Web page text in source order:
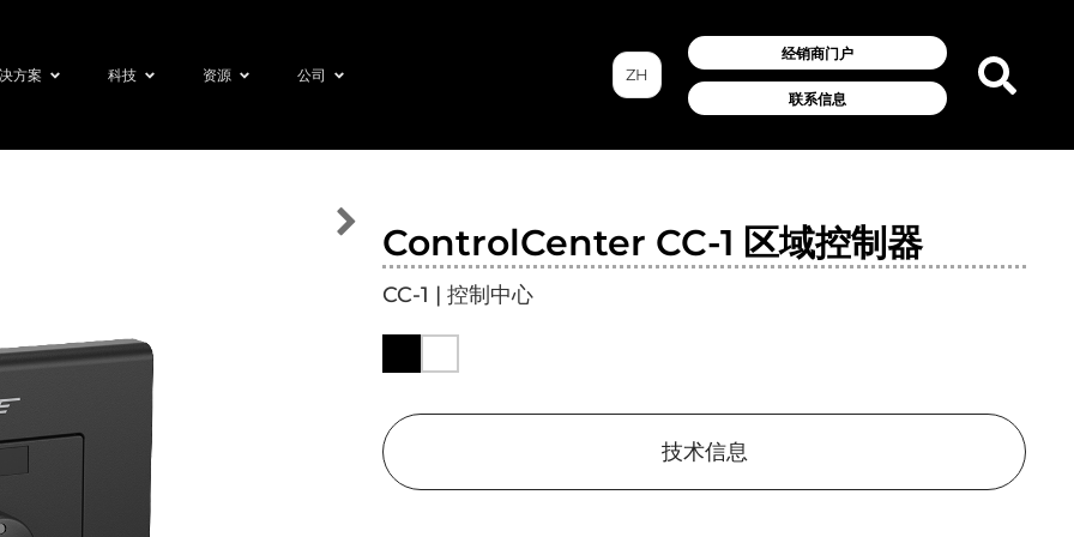
方案 科技 资源 公司
经销商门户
联系信息
ZH
ControlCenter CC-1 区域控制器
CC-1 | 控制中心
技术信息